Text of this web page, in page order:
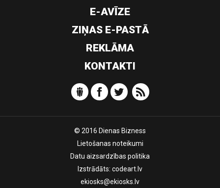
E-AVĪZE
ZIŅAS E-PASTĀ
REKLĀMA
KONTAKTI
© 2016 Dienas Bizness
Lietošanas noteikumi
Datu aizsardzības politika
Izstrādāts: codeart.lv
ekiosks@ekiosks.lv